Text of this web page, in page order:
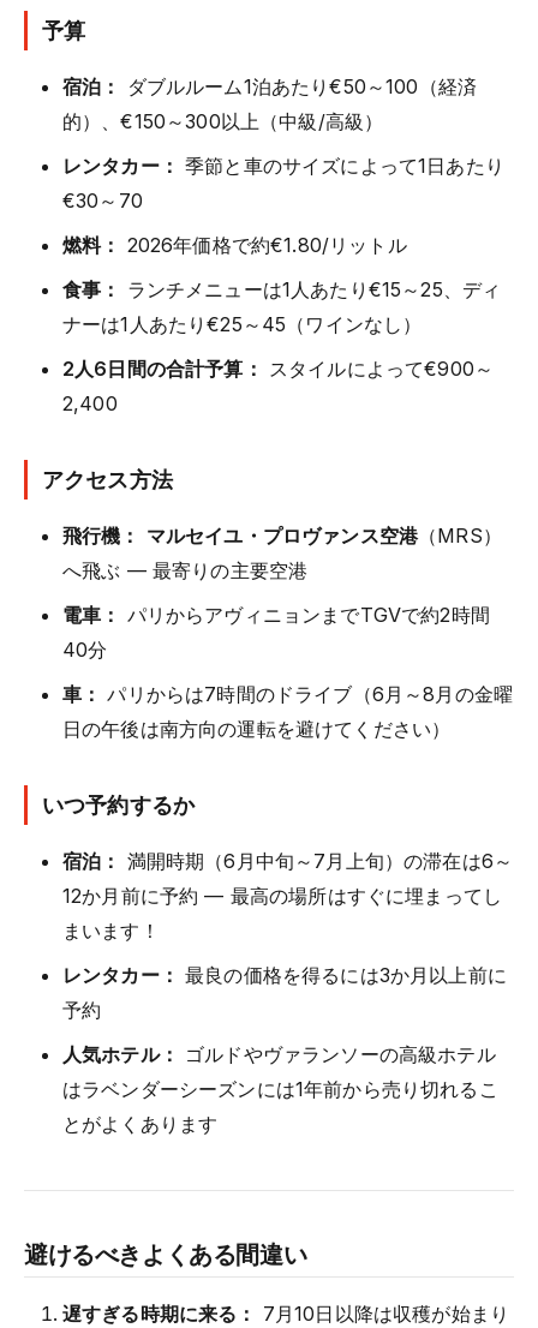
予算
宿泊：
ダブルルーム1泊あたり€50～100（経済
的）、€150～300以上（中級/高級）
レンタカー： 季節と車のサイズによって1日あたり
€30～70
燃料： 2026年価格で約€1.80/リットル
食事：
ランチメニューは1人あたり€15～25、ディ
ナーは1人あたり€25～45（ワインなし）
2人6日間の合計予算： スタイルによって€900～
2,400
アクセス方法
飛行機： マルセイユ・プロヴァンス空港（MRS）
へ飛ぶ — 最寄りの主要空港
電車： パリからアヴィニョンまでTGVで約2時間
40分
車： パリからは7時間のドライブ（6月～8月の金曜
日の午後は南方向の運転を避けてください）
いつ予約するか
宿泊： 満開時期（6月中旬～7月上旬）の滞在は6～
12か月前に予約 — 最高の場所はすぐに埋まってし
まいます！
レンタカー： 最良の価格を得るには3か月以上前に
予約
人気ホテル：
ゴルドやヴァランソーの高級ホテル
はラベンダーシーズンには1年前から売り切れるこ
とがよくあります
避けるべきよくある間違い
遅すぎる時期に来る：
7月10日以降は収穫が始まり